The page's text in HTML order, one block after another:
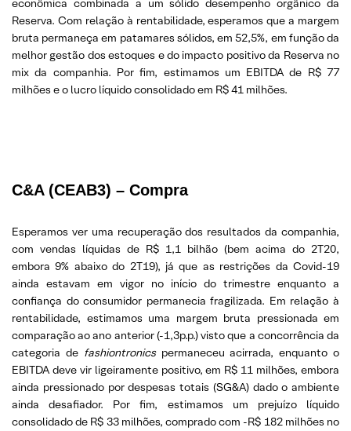
Reserva. Com relação à rentabilidade, esperamos que a margem
bruta permaneça em patamares sólidos, em 52,5%, em função da
melhor gestão dos estoques e do impacto positivo da Reserva no
mix da companhia. Por fim, estimamos um EBITDA de R$ 77
milhões e o lucro líquido consolidado em R$ 41 milhões.
C&A (CEAB3) – Compra
Esperamos ver uma recuperação dos resultados da companhia,
com vendas líquidas de R$ 1,1 bilhão (bem acima do 2T20,
embora 9% abaixo do 2T19), já que as restrições da Covid-19
ainda estavam em vigor no início do trimestre enquanto a
confiança do consumidor permanecia fragilizada. Em relação à
rentabilidade, estimamos uma margem bruta pressionada em
comparação ao ano anterior (-1,3p.p.) visto que a concorrência da
categoria de fashiontronicspermaneceu acirrada, enquanto o
EBITDA deve vir ligeiramente positivo, em R$ 11 milhões, embora
ainda pressionado por despesas totais (SG&A) dado o ambiente
ainda desafiador. Por fim, estimamos um prejuízo líquido
consolidado de R$ 33 milhões, comprado com -R$ 182 milhões no